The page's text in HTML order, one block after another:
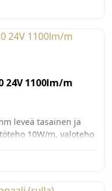
24V 1100lm/m
leveä tasainen ja
10W/m, valoteho
CRI>90.